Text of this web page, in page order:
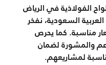
الفولاذية في الرياض
السعودية، نفخر
مناسبة. كما يحرص
والمشورة لضمان
لمشاريعهم.